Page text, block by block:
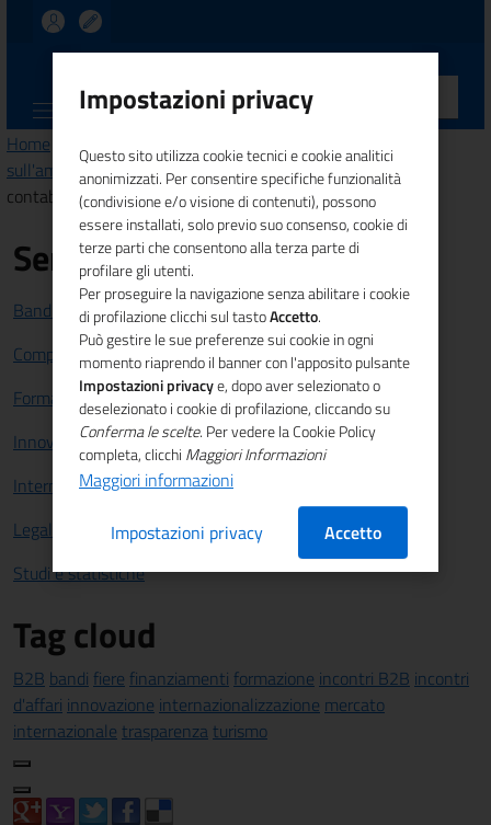
CALABRIA
Home Amministrazione trasparente >
Controlli e rilievi
sull'amministrazione> Organi di revisione amministrativa e
contabile
Servizi
Bandi e Finanziamenti
Competitività sistema imprenditoriale
Formazione e lavoro
Innovazione
Internazionalizzazione
Legalità
Studi e statistiche
Tag cloud
B2B bandi fiere finanziamenti formazione incontri B2B incontri
d'affari innovazione internazionalizzazione mercato
internazionale trasparenzaturismo
Impostazioni privacy
Questo sito utilizza cookie tecnici e cookie analitici
anonimizzati. Per consentire specifiche funzionalità
(condivisione e/o visione di contenuti), possono
essere installati, solo previo suo consenso, cookie di
terze parti che consentono alla terza parte di
profilare gli utenti.
Per proseguire la navigazione senza abilitare i cookie
di profilazione clicchi sul tastoAccetto.
Può gestire le sue preferenze sui cookie in ogni
momento riaprendo il banner con l'apposito pulsante
Impostazioni privacye, dopo aver selezionato o
deselezionato i cookie di profilazione, cliccando su
Conferma le scelte. Per vedere la Cookie Policy
completa, clicchi Maggiori Informazioni
Maggiori informazioni
Impostazioni privacy
Accetto